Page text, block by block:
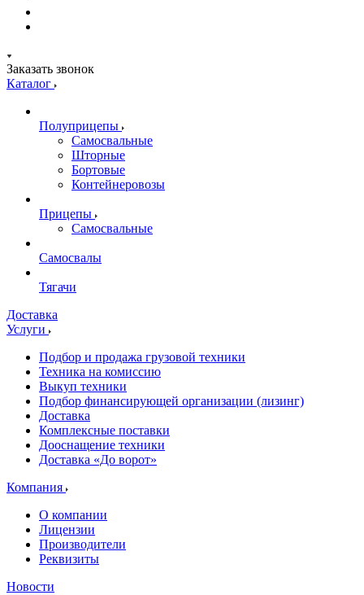
Заказать звонок
Каталог
Полуприцепы
Самосвальные
Шторные
Бортовые
Контейнеровозы
Прицепы
Самосвальные
Самосвалы
Тягачи
Доставка
Услуги
Подбор и продажа грузовой техники
Техника на комиссию
Выкуп техники
Подбор финансирующей организации (лизинг)
Доставка
Комплексные поставки
Дооснащение техники
Доставка «До ворот»
Компания
О компании
Лицензии
Производители
Реквизиты
Новости